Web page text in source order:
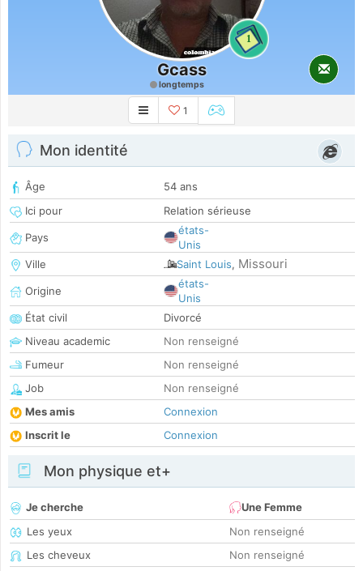
1
Gcass
longtemps
1
Mon identité
Âge
54 ans
Ici pour
Relation sérieuse
Pays
états-
Unis
Ville
Saint Louis, Missouri
Origine
états-
Unis
État civil
Divorcé
Niveau academic
Non renseigné
Fumeur
Non renseigné
Job
Non renseigné
Mes amis
Connexion
Inscrit le
Connexion
Mon physique et+
Je cherche
Une Femme
Les yeux
Non renseigné
Les cheveux
Non renseigné